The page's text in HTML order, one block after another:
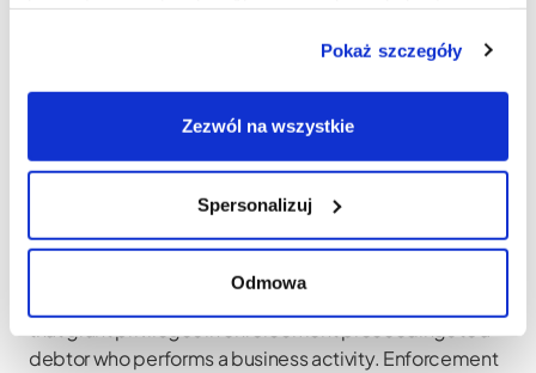
Pokaż szczegóły
Zezwól na wszystkie
Spersonalizuj
Odmowa
gospodarczą, zwolnienie rzeczy spod egzekucji, zakaz
uciążliwej egzekucji, wyłączenie narzędzi spod
zarząd przymusowy, ochrona wierzyciela, przywilej
Enforcement Privileges of a Debtor who Carries on a
that grant privileges in enforcement proceedings to a
debtor who performs a business activity. Enforcement